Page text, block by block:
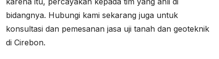
bidangnya. Hubungi kami sekarang juga untuk
konsultasi dan pemesanan jasa uji tanah dan geoteknik
di Cirebon.